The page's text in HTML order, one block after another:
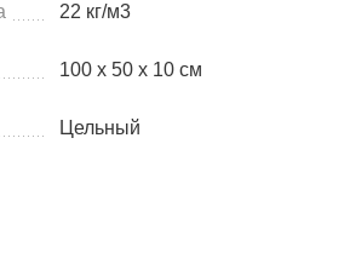
22 кг/м3
100 х 50 х 10 см
Цельный